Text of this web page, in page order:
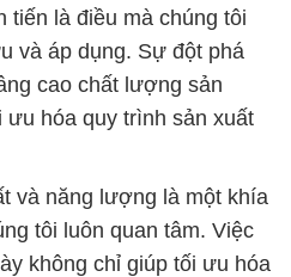
tiến là điều mà chúng tôi
và áp dụng. Sự đột phá
cao chất lượng sản
ưu hóa quy trình sản xuất
và năng lượng là một khía
tôi luôn quan tâm. Việc
không chỉ giúp tối ưu hóa